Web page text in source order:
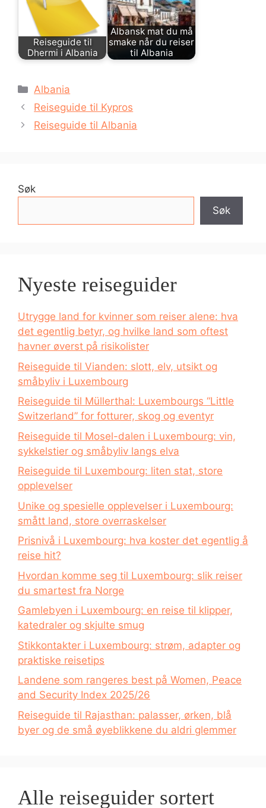
Reiseguide til
Dhermi i Albania
Albansk mat du må
smake når du reiser
til Albania
Kategorier
Albania
Reiseguide til Kypros
Reiseguide til Albania
Søk
Søk
Nyeste reiseguider
Utrygge land for kvinner som reiser alene: hva
det egentlig betyr, og hvilke land som oftest
havner øverst på risikolister
Reiseguide til Vianden: slott, elv, utsikt og
småbyliv i Luxembourg
Reiseguide til Müllerthal: Luxembourgs “Little
Switzerland” for fotturer, skog og eventyr
Reiseguide til Mosel-dalen i Luxembourg: vin,
sykkelstier og småbyliv langs elva
Reiseguide til Luxembourg: liten stat, store
opplevelser
Unike og spesielle opplevelser i Luxembourg:
smått land, store overraskelser
Prisnivå i Luxembourg: hva koster det egentlig å
reise hit?
Hvordan komme seg til Luxembourg: slik reiser
du smartest fra Norge
Gamlebyen i Luxembourg: en reise til klipper,
katedraler og skjulte smug
Stikkontakter i Luxembourg: strøm, adapter og
praktiske reisetips
Landene som rangeres best på Women, Peace
and Security Index 2025/26
Reiseguide til Rajasthan: palasser, ørken, blå
byer og de små øyeblikkene du aldri glemmer
Alle reiseguider sortert